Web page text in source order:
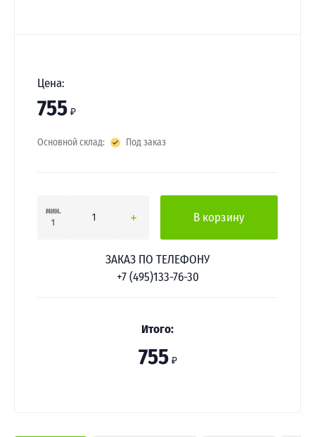
Цена:
755 ₽
Основной склад: Под заказ
мин.
1
В корзину
ЗАКАЗ ПО ТЕЛЕФОНУ
+7 (495)133-76-30
Итого:
755 ₽